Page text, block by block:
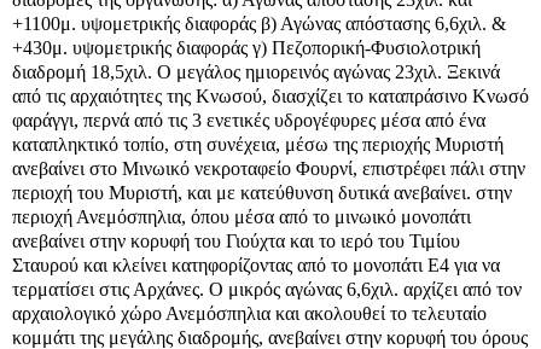
+1100μ. υψομετρικής διαφοράς β) Αγώνας απόστασης 6,6χιλ. &
+430μ. υψομετρικής διαφοράς γ) Πεζοπορική-Φυσιολοτρική
διαδρομή 18,5χιλ. Ο μεγάλος ημιορεινός αγώνας 23χιλ. Ξεκινά
από τις αρχαιότητες της Κνωσού, διασχίζει το καταπράσινο Κνωσό
φαράγγι, περνά από τις 3 ενετικές υδρογέφυρες μέσα από ένα
καταπληκτικό τοπίο, στη συνέχεια, μέσω της περιοχής Μυριστή
ανεβαίνει στο Μινωικό νεκροταφείο Φουρνί, επιστρέφει πάλι στην
περιοχή του Μυριστή, και με κατεύθυνση δυτικά ανεβαίνει. στην
περιοχή Ανεμόσπηλια, όπου μέσα από το μινωικό μονοπάτι
ανεβαίνει στην κορυφή του Γιούχτα και το ιερό του Τιμίου
Σταυρού και κλείνει κατηφορίζοντας από το μονοπάτι Ε4 για να
τερματίσει στις Αρχάνες. Ο μικρός αγώνας 6,6χιλ. αρχίζει από τον
αρχαιολογικό χώρο Ανεμόσπηλια και ακολουθεί το τελευταίο
κομμάτι της μεγάλης διαδρομής, ανεβαίνει στην κορυφή του όρους